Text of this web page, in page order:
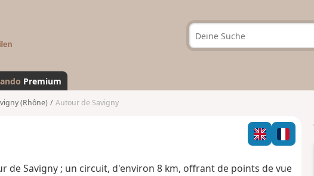
a
n
d
Premium
(Rhône) Autour de Savigny
de Savigny ; un circuit, d'environ 8 km, offrant de points de vue